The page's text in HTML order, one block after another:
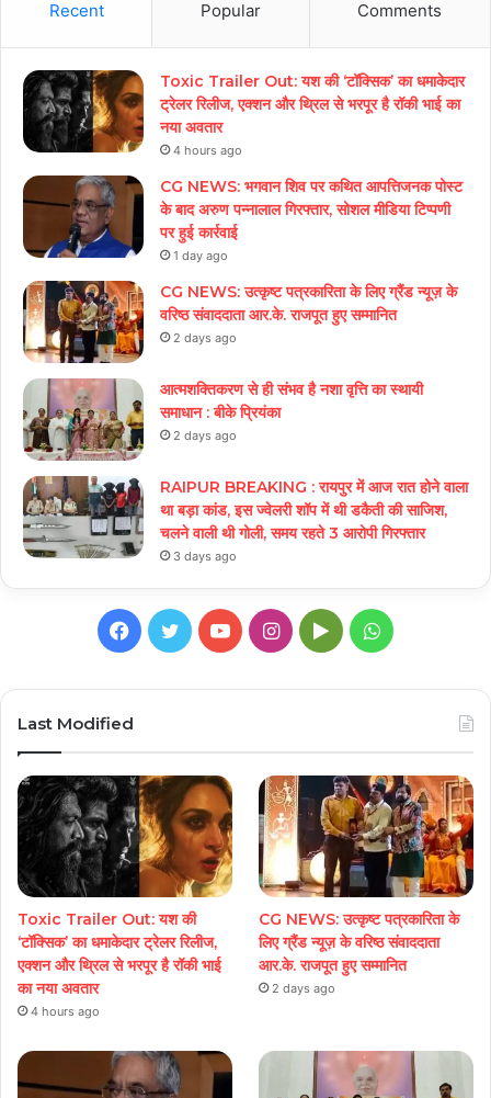
Recent Popular Comments
Toxic Trailer Out: यश की ‘टॉक्सिक’ का धमाकेदार
ट्रेलर रिलीज, एक्शन और थ्रिल से भरपूर है रॉकी भाई का
नया अवतार
4 hours ago
CG NEWS: भगवान शिव पर कथित आपत्तिजनक पोस्ट
के बाद अरुण पन्नालाल गिरफ्तार, सोशल मीडिया टिप्पणी
पर हुई कार्रवाई
1 day ago
CG NEWS: उत्कृष्ट पत्रकारिता के लिए ग्रैंड न्यूज़ के
वरिष्ठ संवाददाता आर.के. राजपूत हुए सम्मानित
2 days ago
आत्मशक्तिकरण से ही संभव है नशा वृत्ति का स्थायी
समाधान : बीके प्रियंका
2 days ago
RAIPUR BREAKING : रायपुर में आज रात होने वाला
था बड़ा कांड, इस ज्वेलरी शॉप में थी डकैती की साजिश,
चलने वाली थी गोली, समय रहते 3 आरोपी गिरफ्तार
3 days ago
Facebook
TwitterYouTubeInstagram
GoogleWhatsApp
Last Modified
Toxic Trailer Out: यश की
‘टॉक्सिक’ का धमाकेदार ट्रेलर रिलीज,
एक्शन और थ्रिल से भरपूर है रॉकी भाई
का नया अवतार
4 hours ago
CG NEWS: उत्कृष्ट पत्रकारिता के
लिए ग्रैंड न्यूज़ के वरिष्ठ संवाददाता
आर.के. राजपूत हुए सम्मानित
2 days ago